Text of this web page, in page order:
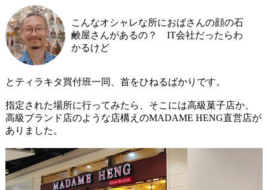
こんなオシャレな所におばさんの顔の石
鹸屋さんがあるの？ IT会社だったらわ
かるけど
とティラキタ買付班一同、首をひねるばかりです。
指定された場所に行ってみたら、そこには高級菓子店か、
高級ブランド店のような店構えのMADAME HENG直営店が
ありました。